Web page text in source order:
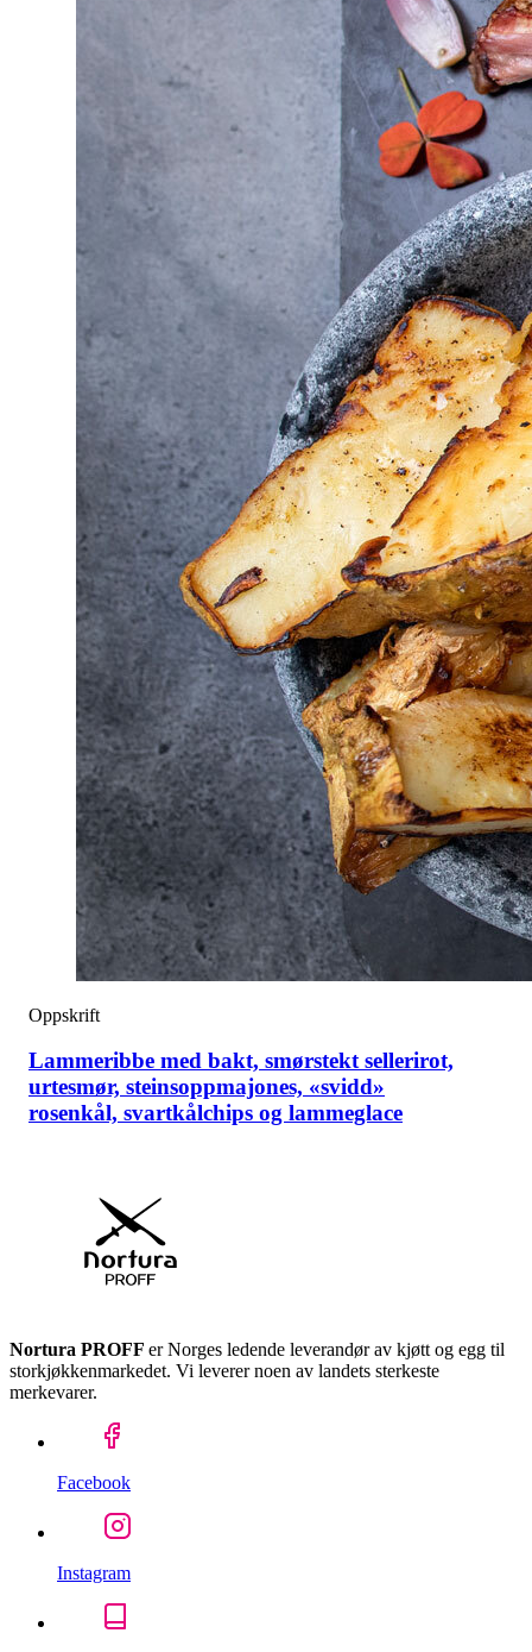
Oppskrift
Lammeribbe med bakt, smørstekt sellerirot,
urtesmør, steinsoppmajones, «svidd»
rosenkål, svartkålchips og lammeglace
Nortura PROFF er Norges ledende leverandør av kjøtt og egg til
storkjøkkenmarkedet. Vi leverer noen av landets sterkeste
merkevarer.
Facebook
Instagram